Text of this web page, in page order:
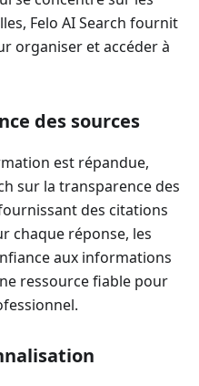
Felo AI Search fournit
organiser et accéder à
des sources
est répandue,
sur la transparence des
des citations
chaque réponse, les
aux informations
ressource fiable pour